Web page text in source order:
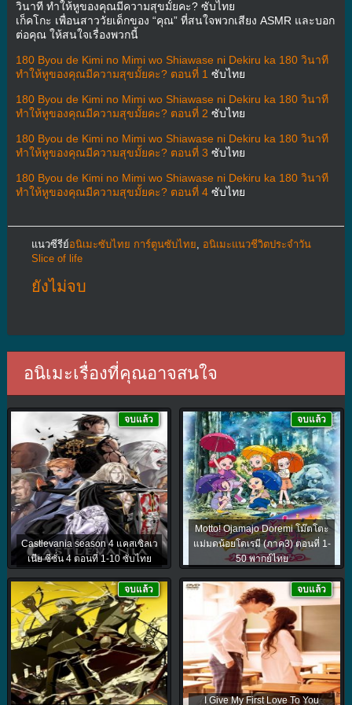
วินาที ทำให้หูของคุณมีความสุขมั้ยคะ? ซับไทย
เก็คโกะ เพื่อนสาววัยเด็กของ “คุณ” ที่สนใจพวกเสียง ASMR และบอก
ต่อคุณ ให้สนใจเรื่องพวกนี้
180 Byou de Kimi no Mimi wo Shiawase ni Dekiru ka 180 วินาที
ทำให้หูของคุณมีความสุขมั้ยคะ? ตอนที่ 1 ซับไทย
180 Byou de Kimi no Mimi wo Shiawase ni Dekiru ka 180 วินาที
ทำให้หูของคุณมีความสุขมั้ยคะ? ตอนที่ 2 ซับไทย
180 Byou de Kimi no Mimi wo Shiawase ni Dekiru ka 180 วินาที
ทำให้หูของคุณมีความสุขมั้ยคะ? ตอนที่ 3 ซับไทย
180 Byou de Kimi no Mimi wo Shiawase ni Dekiru ka 180 วินาที
ทำให้หูของคุณมีความสุขมั้ยคะ? ตอนที่ 4ซับไทย
แนวซีรีย์อนิเมะซับไทย การ์ตูนซับไทย, อนิเมะแนวชีวิตประจําวัน
Slice of life
ยังไม่จบ
อนิเมะเรื่องที่คุณอาจสนใจ
Castlevania season 4 แคสเซิลเว
เนีย ซีซั่น 4 ตอนที่ 1-10 ซับไทย
จบแล้ว
Motto! Ojamajo Doremi โม๊ตโตะ
แม่มดน้อยโดเรมี (ภาค3) ตอนที่ 1-
50 พากย์ไทย
จบแล้ว
จบแล้ว
I Give My First Love To You
จบแล้ว